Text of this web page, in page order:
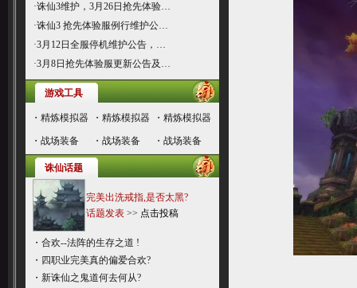
·诛仙3维护，3月26日抢先体验…
·诛仙3 抢先体验服例行维护公…
·3月12日全服停机维护公告，…
·3月8日抢先体验服更新公告及…
游戏工具
・精炼模拟器 ・精炼模拟器 ・精炼模拟器
・战场装备 ・战场装备 ・战场装备
诛仙话题
完美出洗戒指,是否太黑?
话题发表>> 点击投稿
・合欢--法阵的生存之道 !
・ 四职业完美真的偏爱合欢?
・新诛仙之鬼道何去何从?